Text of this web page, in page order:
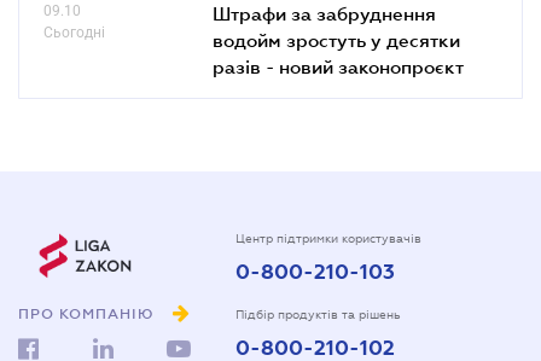
09.10
Сьогодні
Штрафи за забруднення
водойм зростуть у десятки
разів - новий законопроєкт
ПРО КОМПАНІЮ
Центр підтримки користувачів
0-800-210-103
Підбір продуктів та рішень
0-800-210-102